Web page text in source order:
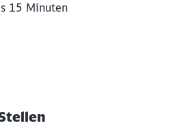
15 Minuten